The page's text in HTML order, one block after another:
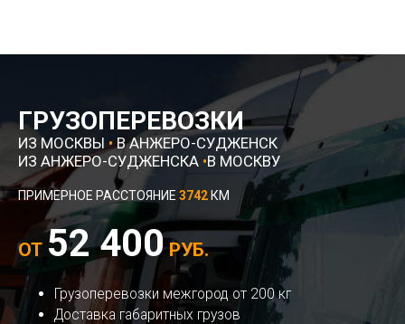
ГРУЗОПЕРЕВОЗКИ
ИЗ МОСКВЫ •В АНЖЕРО-СУДЖЕНСК
ИЗ АНЖЕРО-СУДЖЕНСКА •В МОСКВУ
ПРИМЕРНОЕ РАССТОЯНИЕ 3742 КМ
ОТ 52 400РУБ.
Грузоперевозки межгород от 200 кг
Доставка габаритных грузов